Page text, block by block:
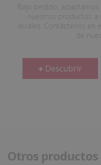
Bajo pedido, adaptamos
nuestros productos a
locales. Contáctenos en
de
Descubrir
Otros productos